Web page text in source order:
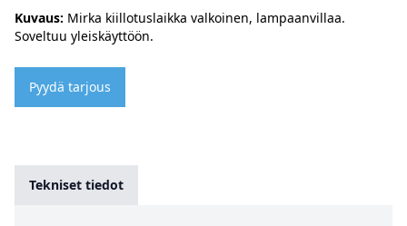
Kuvaus: Mirka kiillotuslaikka valkoinen, lampaanvillaa.
Soveltuu yleiskäyttöön.
Pyydä tarjous
Tekniset tiedot